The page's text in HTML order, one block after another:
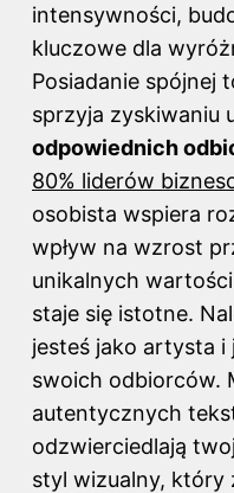
intensywności,
kluczowe dla
Posiadanie spójnej
sprzyja zyskiwaniu
odpowiednich
80% liderów
osobista wspiera
wpływ na wzrost
unikalnych
staje się istotne.
jesteś jako artysta i
swoich odbiorców.
autentycznych
odzwierciedlają
styl wizualny, który